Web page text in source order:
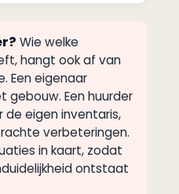
Wie welke
hangt ook af van
Een eigenaar
gebouw. Een huurder
de eigen inventaris,
verbeteringen.
in kaart, zodat
ontstaat